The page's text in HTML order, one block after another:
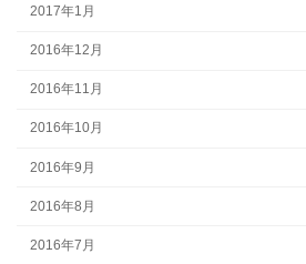
2017年1月
2016年12月
2016年11月
2016年10月
2016年9月
2016年8月
2016年7月